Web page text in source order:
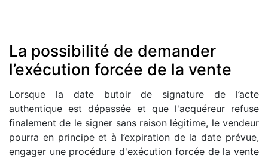
La possibilité de demander
l’exécution forcée de la vente
Lorsque la date butoir de signature de l’acte
authentique est dépassée et que l'acquéreur refuse
finalement de le signer sans raison légitime, le vendeur
pourra en principe et à l’expiration de la date prévue,
engager une procédure d'exécution forcée de la vente